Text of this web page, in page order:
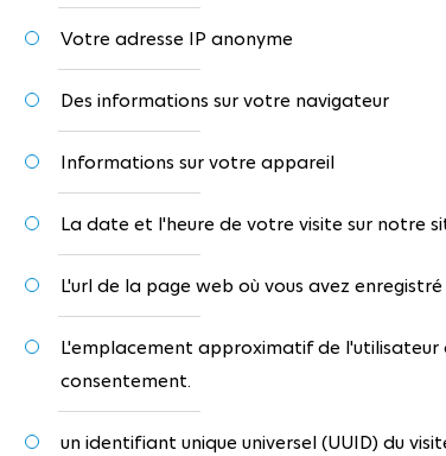
Votre adresse IP anonyme
Des informations sur votre navigateur
Informations sur votre appareil
La date et l'heure de votre visite sur notre
L'url de la page web où vous avez
L'emplacement approximatif de l'utilisateur
consentement.
un identifiant unique universel (UUID) du